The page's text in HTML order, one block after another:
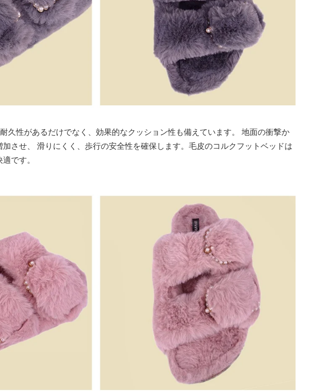
性があるだけでなく、効果的なクッション性も備えています。 地面の衝撃か
させ、 滑りにくく、歩行の安全性を確保します。毛皮のコルクフットベッドは
です。